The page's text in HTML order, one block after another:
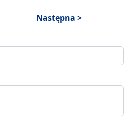
Następna >